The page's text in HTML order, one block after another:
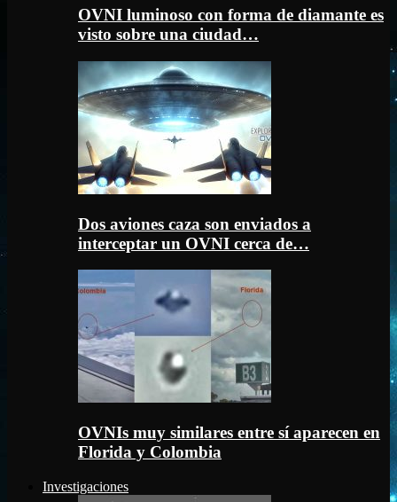
OVNI luminoso con forma de diamante es
visto sobre una ciudad…
Dos aviones caza son enviados a
interceptar un OVNI cerca de…
OVNIs muy similares entre sí aparecen en
Florida y Colombia
Investigaciones